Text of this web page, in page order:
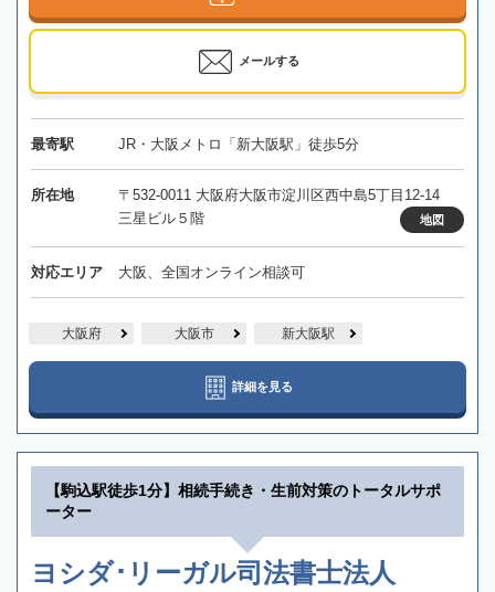
メールする
最寄駅 JR・大阪メトロ「新大阪駅」徒歩5分
所在地
〒532-0011 大阪府大阪市淀川区西中島5丁目12-14
三星ビル５階
地図
対応エリア 大阪、全国オンライン相談可
大阪府 大阪市 新大阪駅
詳細を見る
【駒込駅徒歩1分】相続手続き・生前対策のトータルサポ
ーター
ヨシダ･リーガル司法書士法人